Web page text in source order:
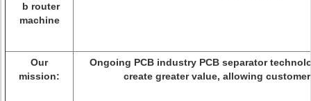
b router
machine
Our
mission:
Ongoing PCB industry PCB separator
create greater value, allowing